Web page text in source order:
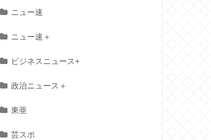
ニュー速
ニュー速＋
ビジネスニュース+
政治ニュース＋
東亜
芸スポ